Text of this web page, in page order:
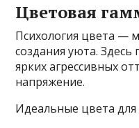
Цветовая
Психология цвета —
создания уюта.
ярких агрессивных
напряжение.
Идеальные цвета